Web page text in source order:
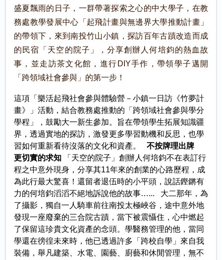
盛夏飄雨的日子，一群帶著探索之心的中大學子，在教
務處教學發展中心「起飛計畫與無邊界大學推動計畫」
的帶領下，來到南投竹山小鎮，探訪百年古蹟改造而成
的民宿「天空的院子」，分享創辦人何培鈞的熱血故
事，並走訪茶文化館，進行DIY手作，帶領學子邁開
「跨領域社會參與」的第一步！
這項「樂活起飛社會參與體驗營－小鎮一日訪《竹夢計
畫》」活動，結合教務處推動的「跨領域社會參與學分
學程」，鼓勵大一新生參加。旨在帶領學生拓展知識疆
界，透過實地的探訪，激發更多學習動機和反思，也學
習如何重新看待沒落的文化和資產。 不按牌理出牌
更切實的求知 「天空的院子」創辦人何培鈞不在表訂行
程之中意外現身，分享其11年來的創業的心路歷程，成
為此行最大驚喜！還留者退伍時的小平頭，說話鏗鏘有
力的何培鈞滔滔不絕地訴說他的故事…... 大二那年，為
了攝影，獨自一人騎車前往南投太極峽谷，途中意外地
發現一座廢棄的三合院古蹟，當下被震懾住，心中燃起
了保留這珍貴文化資產的念頭。學醫務管理的他，當同
學還在徬徨未來時，他已透過許多「跨校自學」來自我
裝備，舉凡建築、水電、園藝、廚藝和休閒管理，無不